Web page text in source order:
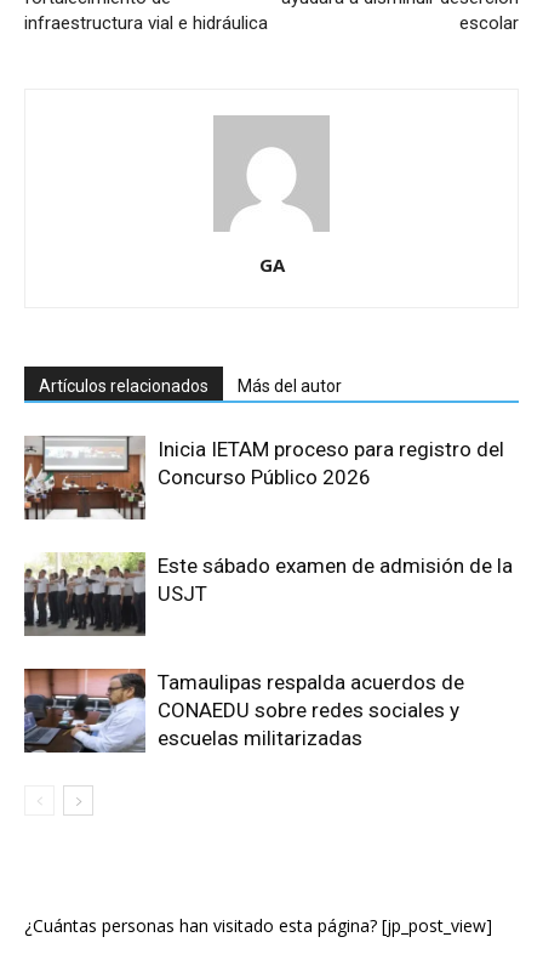
infraestructura vial e hidráulica
escolar
GA
Artículos relacionados Más del autor
Inicia IETAM proceso para registro del
Concurso Público 2026
Este sábado examen de admisión de la
USJT
Tamaulipas respalda acuerdos de
CONAEDU sobre redes sociales y
escuelas militarizadas
¿Cuántas personas han visitado esta página? [jp_post_view]